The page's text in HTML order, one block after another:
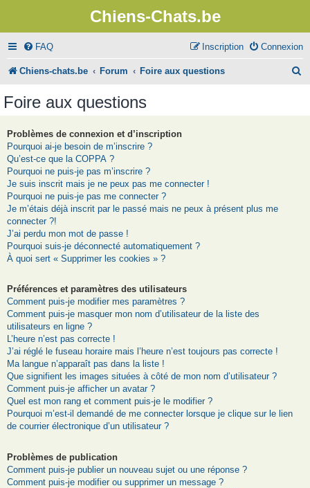
Chiens-Chats.be
FAQ Connexion
Inscription
Chiens-chats.be Forum Foire aux questions
Foire aux questions
Problèmes de connexion et d’inscription
Pourquoi ai-je besoin de m’inscrire ?
Qu’est-ce que la COPPA ?
Pourquoi ne puis-je pas m’inscrire ?
Je suis inscrit mais je ne peux pas me connecter !
Pourquoi ne puis-je pas me connecter ?
Je m’étais déjà inscrit par le passé mais ne peux à présent plus me
connecter ?!
J’ai perdu mon mot de passe !
Pourquoi suis-je déconnecté automatiquement ?
À quoi sert « Supprimer les cookies » ?
Préférences et paramètres des utilisateurs
Comment puis-je modifier mes paramètres ?
Comment puis-je masquer mon nom d’utilisateur de la liste des
utilisateurs en ligne ?
L’heure n’est pas correcte !
J’ai réglé le fuseau horaire mais l’heure n’est toujours pas correcte !
Ma langue n’apparaît pas dans la liste !
Que signifient les images situées à côté de mon nom d’utilisateur ?
Comment puis-je afficher un avatar ?
Quel est mon rang et comment puis-je le modifier ?
Pourquoi m’est-il demandé de me connecter lorsque je clique sur le lien
de courrier électronique d’un utilisateur ?
Problèmes de publication
Comment puis-je publier un nouveau sujet ou une réponse ?
Comment puis-je modifier ou supprimer un message ?